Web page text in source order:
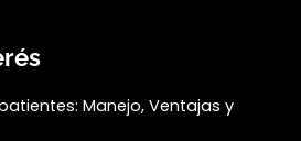
Manejo, Ventajas y